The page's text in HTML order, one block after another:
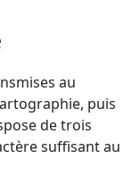
au
puis
de trois
suffisant au